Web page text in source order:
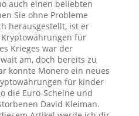
auch einen beliebten
Sie ohne Probleme
herausgestellt, ist er
für
Krieges war der
am, doch bereits zu
konnte Monero ein neues
für kinder
die Euro-Scheine und
David Kleiman.